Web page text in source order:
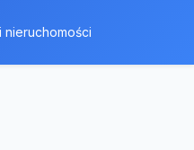
nieruchomości